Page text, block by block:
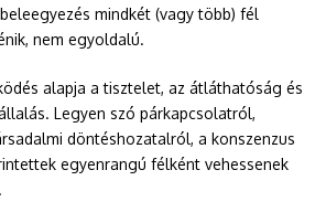
mindkét (vagy több) fél
nem egyoldalú.
alapja a tisztelet, az átláthatóság és
Legyen szó párkapcsolatról,
döntéshozatalról, a konszenzus
egyenrangú félként vehessenek